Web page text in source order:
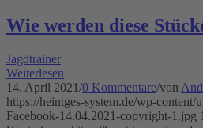
Wie werden diese
Jagdtrainer
Weiterlesen
14. April 2021/0 Kommentare/von
https://heintges-system.de/wp-content/
Facebook-14.04.2021-copyright-1.jpg